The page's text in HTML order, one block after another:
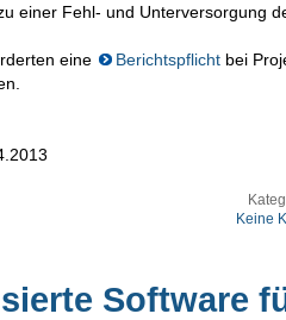
einer Fehl- und Unterversorgung
eine Berichtspflicht bei
Keine
Software